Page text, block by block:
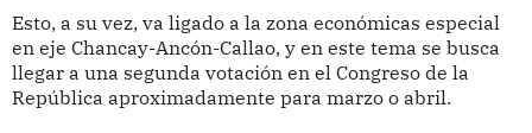
Esto, a su vez, va ligado a la zona económicas especial
en eje Chancay-Ancón-Callao, y en este tema se busca
llegar a una segunda votación en el Congreso de la
República aproximadamente para marzo o abril.